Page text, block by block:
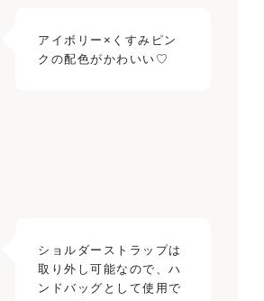
アイボリー×くすみピン
ショルダーストラップは
取り外し可能なので、ハ
ンドバッグとして使用で